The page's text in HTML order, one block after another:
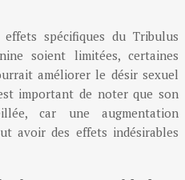
spécifiques du Tribulus
soient limitées, certaines
améliorer le désir sexuel
important de noter que son
car une augmentation
avoir des effets indésirables